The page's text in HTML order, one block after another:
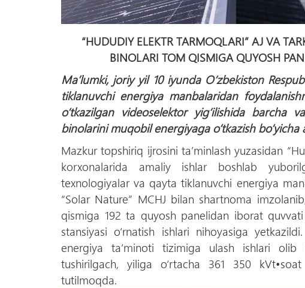
“HUDUDIY ELEKTR TARMOQLARI” AJ VA
BINOLARI TOM QISMIGA QUYOSH
Ma’lumki, joriy yil 10 iyunda О‘zbekiston
tiklanuvchi energiya manbalaridan
о‘tkazilgan videoselektor yig‘ilishida barcha
binolarini muqobil energiyaga о‘tkazish
Mazkur topshiriq ijrosini ta’minlash yuzasidan
korxonalarida amaliy ishlar boshlab
texnologiyalar va qayta tiklanuvchi energiya
“Solar Nature” MCHJ bilan shartnoma
qismiga 192 ta quyosh panelidan iborat
stansiyasi о‘rnatish ishlari nihoyasiga
energiya ta’minoti tizimiga ulash ishlari olib
tushirilgach, yiliga о‘rtacha 361 350
tutilmoqda.